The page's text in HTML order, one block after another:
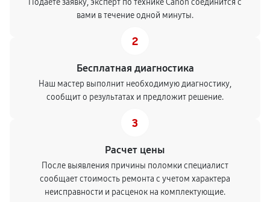
Подаете заявку, эксперт по технике Canon соединится с
вами в течение одной минуты.
2
Бесплатная диагностика
Наш мастер выполнит необходимую диагностику,
сообщит о результатах и предложит решение.
3
Расчет цены
После выявления причины поломки специалист
сообщает стоимость ремонта с учетом характера
неисправности и расценок на комплектующие.